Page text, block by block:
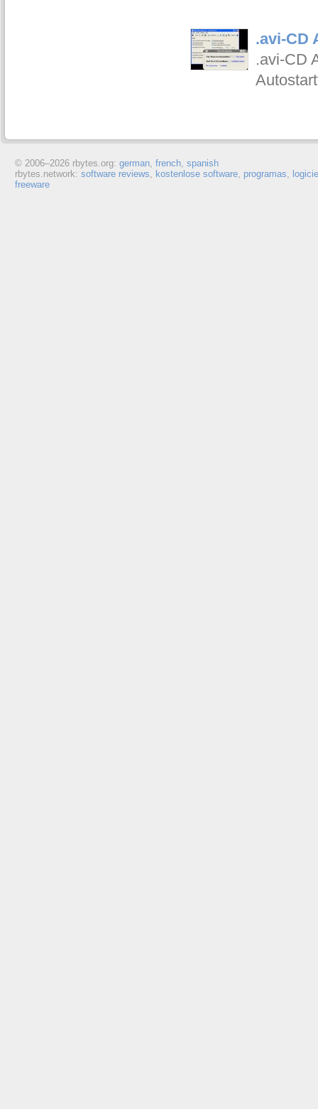
.avi-CD
.avi-CD
© 2006–2026 rbytes.org: german, french, spanish
rbytes.network: software reviews, kostenlose software, programas,
freeware